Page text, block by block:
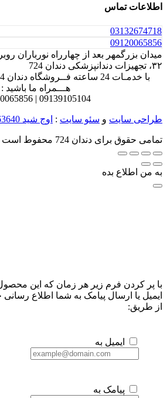
اطلاعات تماس
03132674718
09120065856
میدان بزرگمهر بعد از چهارراه نورباران
۳۲، تجهیزات دندانپزشکی دندان 724
هـــمراه ما باشید :
09139105104 |
0065856
طراحی سایت و سئو سایت : اوج شید
تمامی حقوق برای دندان 724 محفوط است
به من اطلاع بده
با پر کردن فرم زیر هر زمان که این
ایمیل یا ارسال پیامک به شما اطلاع
از طریق:
ایمیل به
پیامک به